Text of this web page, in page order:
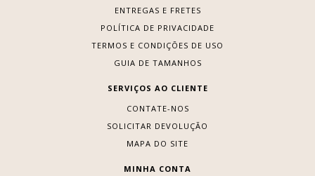
ENTREGAS E FRETES
POLÍTICA DE PRIVACIDADE
TERMOS E CONDIÇÕES DE USO
GUIA DE TAMANHOS
SERVIÇOS AO CLIENTE
CONTATE-NOS
SOLICITAR DEVOLUÇÃO
MAPA DO SITE
MINHA CONTA